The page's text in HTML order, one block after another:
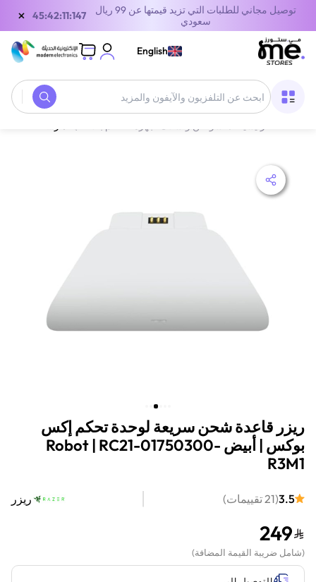
توصيل مجاني للطلبات التي تزيد قيمتها عن 99 ريال
سعودي
45:42:11:147
×
English
ريزر قاعدة شحن سريعة لوحدة تحكم إكس
بوكس | أبيض Robot | RC21-01750300-
R3M1
3.5
(
21تقييمات) ريزر
249
(شامل ضريبة القيمة المضافة)